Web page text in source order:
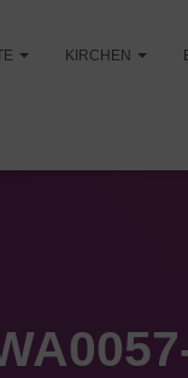
KIRCHEN